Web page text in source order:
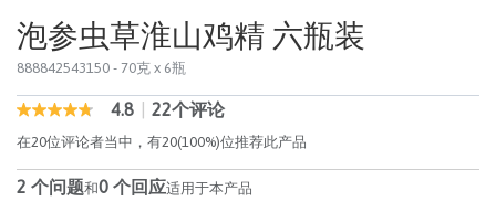
泡参虫草淮山鸡精 六瓶装
888842543150 - 70克 x 6瓶
5 out of 5 Customer Rating
4.8
out
of
5
stars,
4.8 22个评论
在20位评论者当中，有20(100%)位推荐此产品
2 个问题和0 个回应适用于本产品